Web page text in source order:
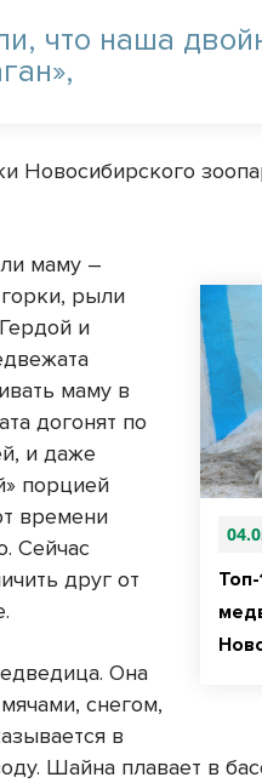
что наша
Новосибирского
маму –
рыли
и
маму в
догонят по
и даже
порцией
времени
Сейчас
друг от
Она
снегом,
в
Шайна плавает в